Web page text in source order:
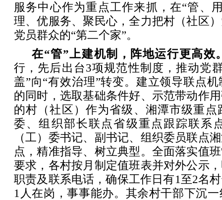
服务中心作为重点工作来抓，在“管、
理、优服务、聚民心，全力把村（社区
党员群众的“第二个家”。
在“管”上建机制，阵地运行更高效
行，先后出台3项规范性制度，推动党
盖”向“有效治理”转变。建立领导联点
的同时，选取基础条件好、示范带动作
的村（社区）作为省级、湘潭市级重点
委、组织部长联点省级重点跟踪联系
（工）委书记、副书记、组织委员联点
点，精准指导、树立典型。全面落实值
要求，各村按月制定值班表并对外公示
职责及联系电话，确保工作日有1至2名
1人在岗，事事能办。其余村干部下沉